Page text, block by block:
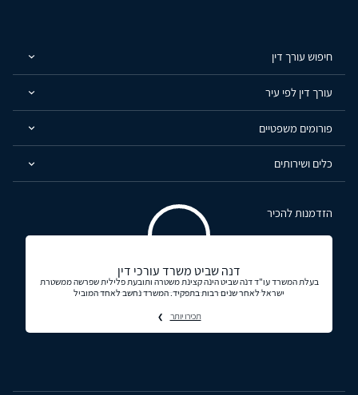
חיפוש עורך דין
עורך דין לפי עיר
פורומים משפטיים
כלים ושירותים
הזדמנות להכיר
דנה שביט משרד עורכי דין
בעלת המשרד עו"ד דנה שביט הינה קצינת משטרה ותובעת פלילית שפרשה ממשטרת
ישראל לאחר שנים רבות בתפקיד. המשרד נחשב לאחד המוביל
תכירו יותר